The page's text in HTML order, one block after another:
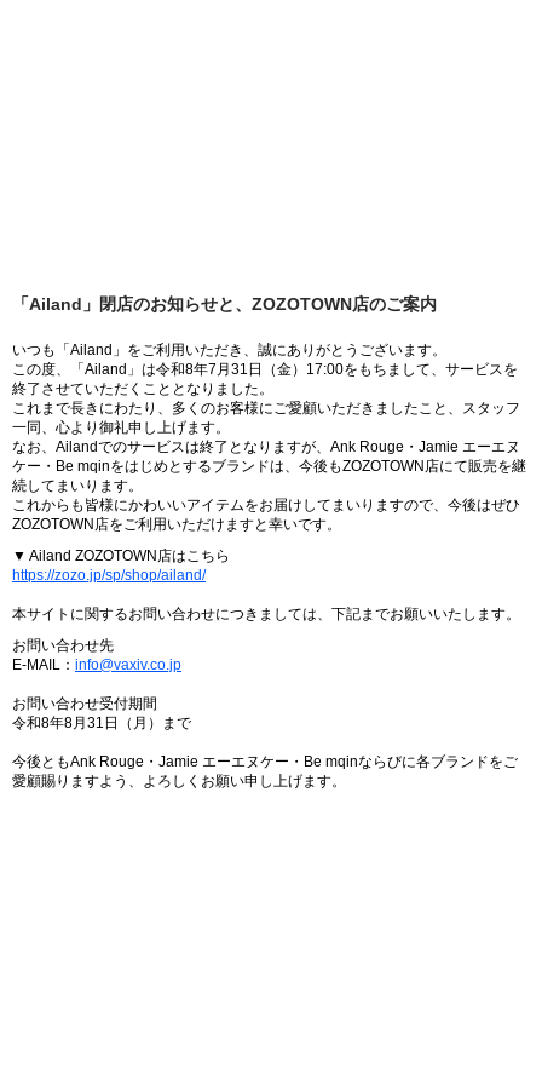
「Ailand」閉店のお知らせと、ZOZOTOWN店のご案内
いつも「Ailand」をご利用いただき、誠にありがとうございます。
この度、「Ailand」は令和8年7月31日（金）17:00をもちまして、サービスを
終了させていただくこととなりました。
これまで長きにわたり、多くのお客様にご愛顧いただきましたこと、スタッフ
一同、心より御礼申し上げます。
なお、Ailandでのサービスは終了となりますが、Ank Rouge・Jamie エーエヌ
ケー・Be mqinをはじめとするブランドは、今後もZOZOTOWN店にて販売を継
続してまいります。
これからも皆様にかわいいアイテムをお届けしてまいりますので、今後はぜひ
ZOZOTOWN店をご利用いただけますと幸いです。
▼ Ailand ZOZOTOWN店はこちら
https://zozo.jp/sp/shop/ailand/
本サイトに関するお問い合わせにつきましては、下記までお願いいたします。
お問い合わせ先
E-MAIL： info@vaxiv.co.jp
お問い合わせ受付期間
令和8年8月31日（月）まで
今後ともAnk Rouge・Jamie エーエヌケー・Be mqinならびに各ブランドをご
愛顧賜りますよう、よろしくお願い申し上げます。